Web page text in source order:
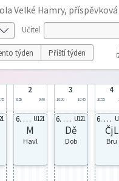
Velké Hamry,
Učitel
týden Příští týden
2
8:55 9:40
3
10:00 10:45
4
10:55
6. celá U121
M
Havl
6. celá U121
Dě
Dob
6. celá
ČjL
Bru